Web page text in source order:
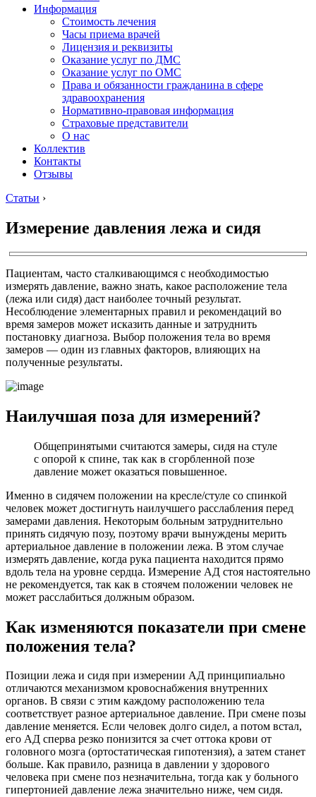
Информация
Стоимость лечения
Часы приема врачей
Лицензия и реквизиты
Оказание услуг по ДМС
Оказание услуг по ОМС
Права и обязанности гражданина в сфере
здравоохранения
Нормативно-правовая информация
Страховые представители
О нас
Коллектив
Контакты
Отзывы
Статьи ›
Измерение давления лежа и сидя
Пациентам, часто сталкивающимся с необходимостью
измерять давление, важно знать, какое расположение тела
(лежа или сидя) даст наиболее точный результат.
Несоблюдение элементарных правил и рекомендаций во
время замеров может исказить данные и затруднить
постановку диагноза. Выбор положения тела во время
замеров — один из главных факторов, влияющих на
полученные результаты.
Наилучшая поза для измерений?
Общепринятыми считаются замеры, сидя на стуле
с опорой к спине, так как в сгорбленной позе
давление может оказаться повышенное.
Именно в сидячем положении на кресле/стуле со спинкой
человек может достигнуть наилучшего расслабления перед
замерами давления. Некоторым больным затруднительно
принять сидячую позу, поэтому врачи вынуждены мерить
артериальное давление в положении лежа. В этом случае
измерять давление, когда рука пациента находится прямо
вдоль тела на уровне сердца. Измерение АД стоя настоятельно
не рекомендуется, так как в стоячем положении человек не
может расслабиться должным образом.
Как изменяются показатели при смене
положения тела?
Позиции лежа и сидя при измерении АД принципиально
отличаются механизмом кровоснабжения внутренних
органов. В связи с этим каждому расположению тела
соответствует разное артериальное давление. При смене позы
давление меняется. Если человек долго сидел, а потом встал,
его АД сперва резко понизится за счет оттока крови от
головного мозга (ортостатическая гипотензия), а затем станет
больше. Как правило, разница в давлении у здорового
человека при смене поз незначительна, тогда как у больного
гипертонией давление лежа значительно ниже, чем сидя.